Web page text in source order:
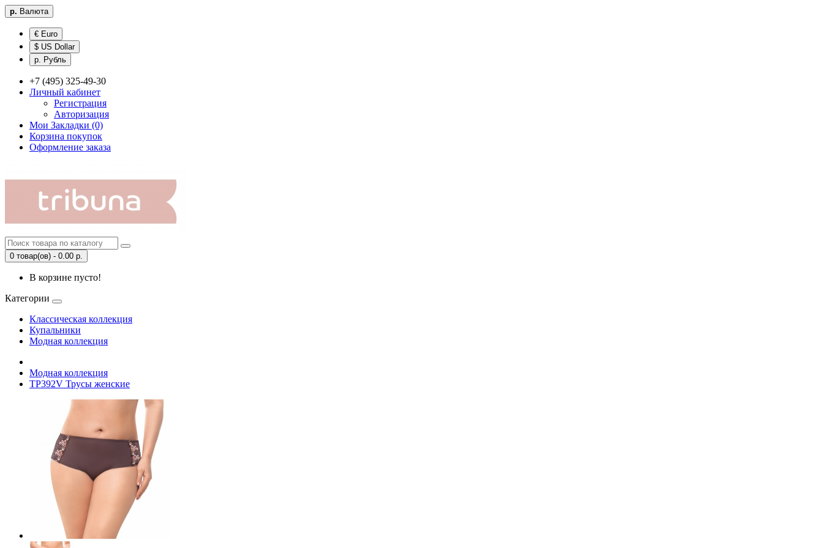
р. Валюта
€ Euro
$ US Dollar
р. Рубль
+7 (495) 325-49-30
Личный кабинет
Регистрация
Авторизация
Мои Закладки (0)
Корзина покупок
Оформление заказа
0 товар(ов) - 0.00 р.
В корзине пусто!
Категории
Классическая коллекция
Купальники
Модная коллекция
Модная коллекция
TP392V Трусы женские